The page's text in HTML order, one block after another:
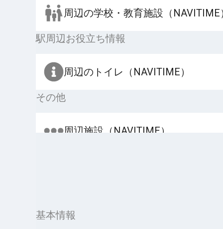
周辺の学校・教育施設（NAVITIME
駅周辺お役立ち情報
周辺のトイレ（NAVITIME）
その他
周辺施設（NAVITIME）
基本情報